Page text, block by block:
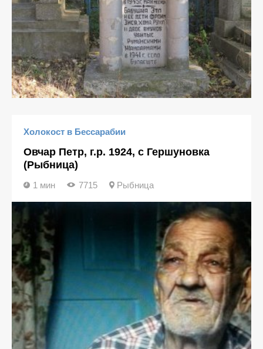
Холокост в Бессарабии
Овчар Петр, г.р. 1924, с Гершуновка
(Рыбница)
1 мин 7715 Рыбница